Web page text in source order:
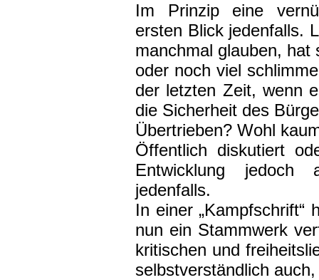
Im Prinzip eine
ersten Blick jedenfalls.
manchmal glauben,
oder noch viel
der letzten Zeit, wenn
die Sicherheit des
Übertrieben? Wohl
Öffentlich diskutiert
Entwicklung jedoch
jedenfalls.
In einer „Kampfschrift“
nun ein Stammwerk
kritischen und
selbstverständlich